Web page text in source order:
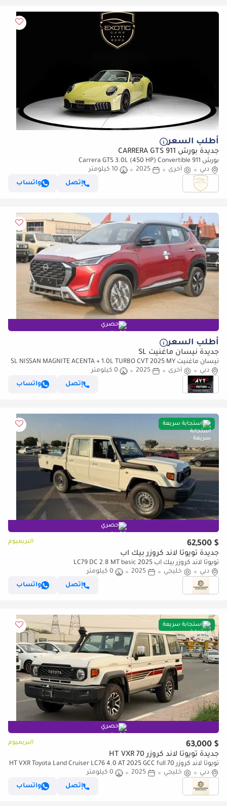
أطلب السعر
جديدة بورش 911 CARRERA GTS
بورش 911 Carrera GTS 3.0L (450 HP) Convertible
دبي
أخرى 2025
10 كيلومتر
إتصل
واتساب
حصري
أطلب السعر
جديدة نيسان ماغنيت SL
نيسان ماغنيت SL NISSAN MAGNITE ACENTA + 1.0L TURBO CVT 2025 MY
(للتصدير فقط)
دبي أخرى 2025
0 كيلومتر
إتصل
واتساب
استجابة سريعة
حصري
$ 62,500 البريميوم
جديدة تويوتا لاند كروزر بيك آب
تويوتا لاند كروزر بيك آب LC79 DC 2.8 MT basic 2025
دبي
خليجي 2025
0 كيلومتر
إتصل
واتساب
استجابة سريعة
حصري
$ 63,000 البريميوم
جديدة تويوتا لاند كروزر 70 HT VXR
تويوتا لاند كروزر 70 HT VXR Toyota Land Cruiser LC76 4.0 AT 2025 GCC full
option
دبي خليجي 2025
0 كيلومتر
إتصل
واتساب